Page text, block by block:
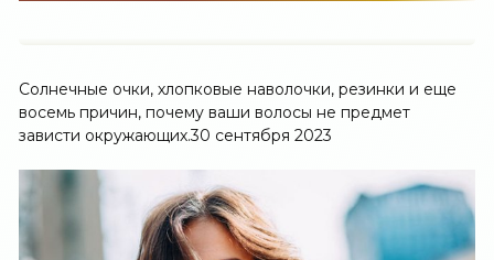
Солнечные очки, хлопковые наволочки, резинки и еще
восемь причин, почему ваши волосы не предмет
зависти окружающих.30 сентября 2023